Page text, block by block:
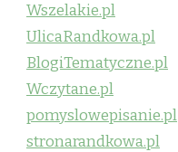
Wszelakie.pl
UlicaRandkowa.pl
BlogiTematyczne.pl
Wczytane.pl
pomyslowepisanie.pl
stronarandkowa.pl